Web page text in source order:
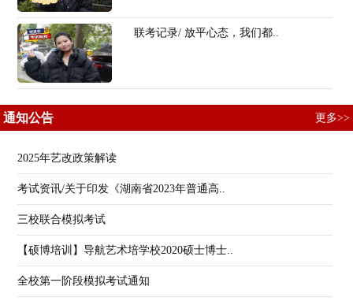
联考记录/ 放平心态，我们都..
通知公告 更多>>
2025年艺改政策解读
考试资讯/关于印发《湖南省2023年普通高..
三校联合模拟考试
【硕博培训】导航艺术培学校2020硕士博士..
全校第一阶段模拟考试通知